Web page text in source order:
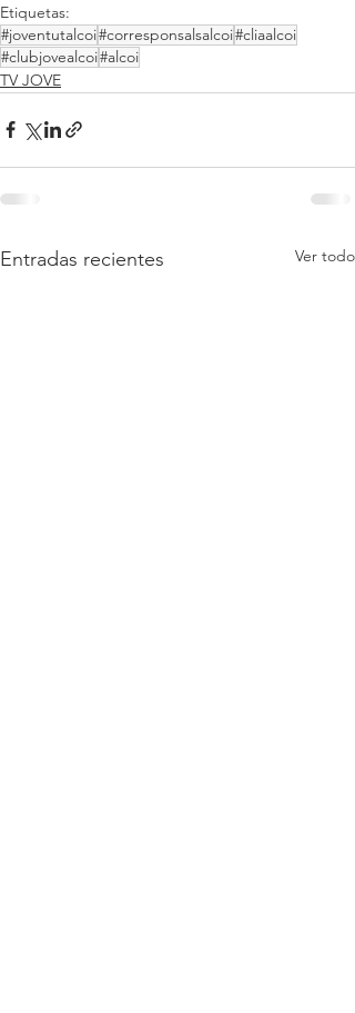
Etiquetas:
#joventutalcoi#corresponsalsalcoi#cliaalcoi
#clubjovealcoi#alcoi
TV JOVE
Entradas recientes Ver todo